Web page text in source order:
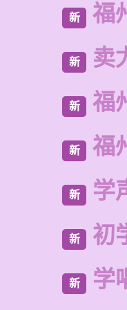
新 福
新 卖
新 福
新 福
新 学
新 初
新 学